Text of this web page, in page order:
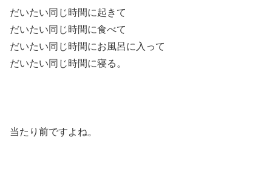
だいたい同じ時間に起きて
だいたい同じ時間に食べて
だいたい同じ時間にお風呂に入って
だいたい同じ時間に寝る。
当たり前ですよね。